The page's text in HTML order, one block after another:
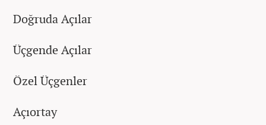
Doğruda Açılar
Üçgende Açılar
Özel Üçgenler
Açıortay